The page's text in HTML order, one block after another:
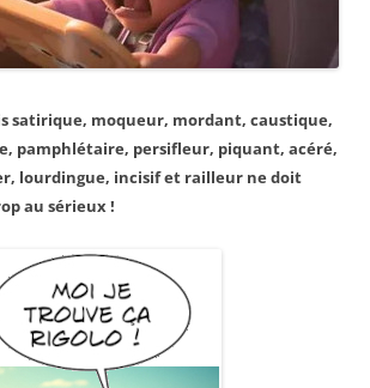
satirique, moqueur, mordant, caustique,
pamphlétaire, persifleur, piquant, acéré,
lourdingue, incisif et railleur ne doit
au sérieux !